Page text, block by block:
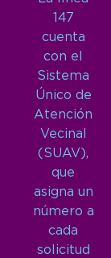
147
cuenta
con el
Sistema
Único de
Atención
Vecinal
(SUAV),
que
asigna un
número a
cada
solicitud